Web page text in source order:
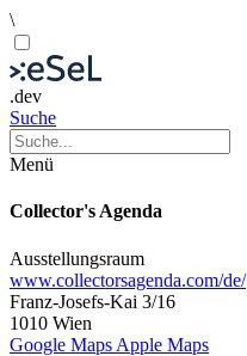
\
.dev
Suche
Menü
Collector's Agenda
Ausstellungsraum
www.collectorsagenda.com/de/
Franz-Josefs-Kai 3/16
1010 Wien
Google Maps Apple Maps